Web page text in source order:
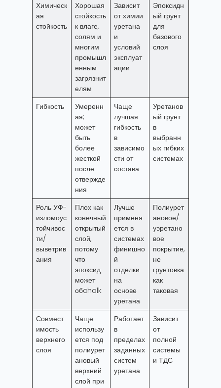
Химическ
ая
стойкость
Хорошая
стойкость
к влаге,
солям и
многим
промышл
енным
загрязнит
елям
Зависит
от химии
уретана
и
условий
эксплуат
ации
Эпоксидн
ый грунт
для
базового
слоя
Гибкость
Умеренн
ая;
может
быть
более
жесткой
после
отвержде
ния
Чаще
лучшая
гибкость
в
зависимо
сти от
состава
Уретанов
ый грунт
в
выбранн
ых гибких
системах
Роль УФ-
изломоус
тойчивос
ти/
выветрив
ания
Плох как
конечный
открытый
слой,
потому
что
эпоксид
может
обchalk
Лучше
применя
ется в
системах
финишно
й
отделки
на
основе
уретана
Полиурет
ановое/
уэретано
вое
покрытие,
не
грунтовка
как
таковая
Совмест
имость
верхнего
слоя
Чаще
использу
ется под
полиурет
ановый
верхний
слой при
Работает
в
пределах
заданных
систем
уретана
Зависит
от
полной
системы
и ТДС